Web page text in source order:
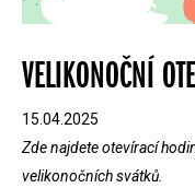
VELIKONOČNÍ
15.04.2025
Zde najdete otevírací
velikonočních svátků.